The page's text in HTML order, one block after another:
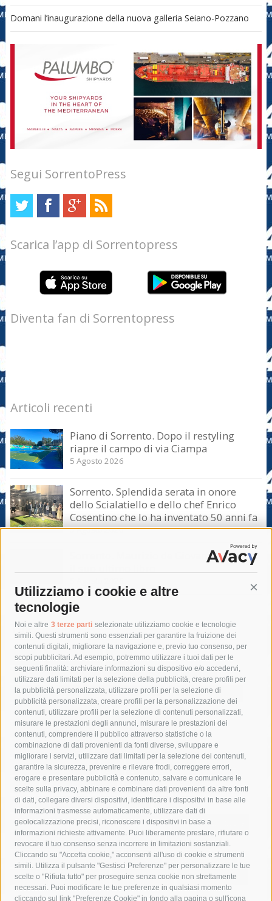
Utilizziamo i cookie e altre
tecnologie
Noi e altre 3 terze parti selezionate utilizziamo cookie e tecnologie
simili. Questi strumenti sono essenziali per garantire la fruizione dei
contenuti digitali, migliorare la navigazione e, previo tuo consenso, per
scopi pubblicitari. Ad esempio, potremmo utilizzare i tuoi dati per le
seguenti finalità: archiviare informazioni su dispositivo e/o accedervi,
utilizzare dati limitati per la selezione della pubblicità, creare profili per
la pubblicità personalizzata, utilizzare profili per la selezione di
pubblicità personalizzata, creare profili per la personalizzazione dei
contenuti, utilizzare profili per la selezione di contenuti personalizzati,
misurare le prestazioni degli annunci, misurare le prestazioni dei
contenuti, comprendere il pubblico attraverso statistiche o la
combinazione di dati provenienti da fonti diverse, sviluppare e
migliorare i servizi, utilizzare dati limitati per la selezione dei contenuti,
garantire la sicurezza, prevenire e rilevare frodi, correggere errori,
erogare e presentare pubblicità e contenuto, salvare e comunicare le
scelte sulla privacy, abbinare e combinare dati provenienti da altre fonti
di dati, collegare diversi dispositivi, identificare i dispositivi in base alle
informazioni trasmesse automaticamente, utilizzare dati di
geolocalizzazione precisi, riconoscere i dispositivi in base a
informazioni richieste attivamente. Puoi liberamente prestare, rifiutare o
revocare il tuo consenso senza incorrere in limitazioni sostanziali.
Cliccando su "Accetta cookie," acconsenti all'uso di cookie e strumenti
simili. Utilizza il pulsante "Gestisci Preferenze" per personalizzare le tue
scelte o "Rifiuta tutto" per proseguire senza cookie non strettamente
necessari. Puoi modificare le tue preferenze in qualsiasi momento
cliccando sul link "Preferenze Cookie" in fondo alla pagina o sull'icona
Domani l’inaugurazione della nuova galleria Seiano-Pozzano
Segui SorrentoPress
Scarica l’app di Sorrentopress
Diventa fan di Sorrentopress
Articoli recenti
Piano di Sorrento. Dopo il restyling
riapre il campo di via Ciampa
5 Agosto 2026
Sorrento. Splendida serata in onore
dello Scialatiello e dello chef Enrico
Cosentino che lo ha inventato 50 anni fa
5 Agosto 2026
Sorrento. Maurizio de Giovanni presenta
Tag
acqua allerta meteo
anas
area marina protetta di punta campanella
arresto
Asl Napoli 3 sud
capitaneria di porto capri
carabinieri
castellammare di stabia
circumvesuviana
comune di sorrento
concerto
contagi
costiera amalfitana
covid-19 eav
elezioni
fondazione sorrento
gori guardia costiera
incidente
lavori
lorenzo balducelli mare
massa lubrense
massimo coppola
Meta napoli
ordinanza
penisola sorrentina
piano di sorrento
polizia municipale
protezione civile
Regione Campania
sant'agnello
sindaco cuomo
sorrento studenti temporali
treni
turismo
Vico Equense villa fiorentino vincenzo de luca